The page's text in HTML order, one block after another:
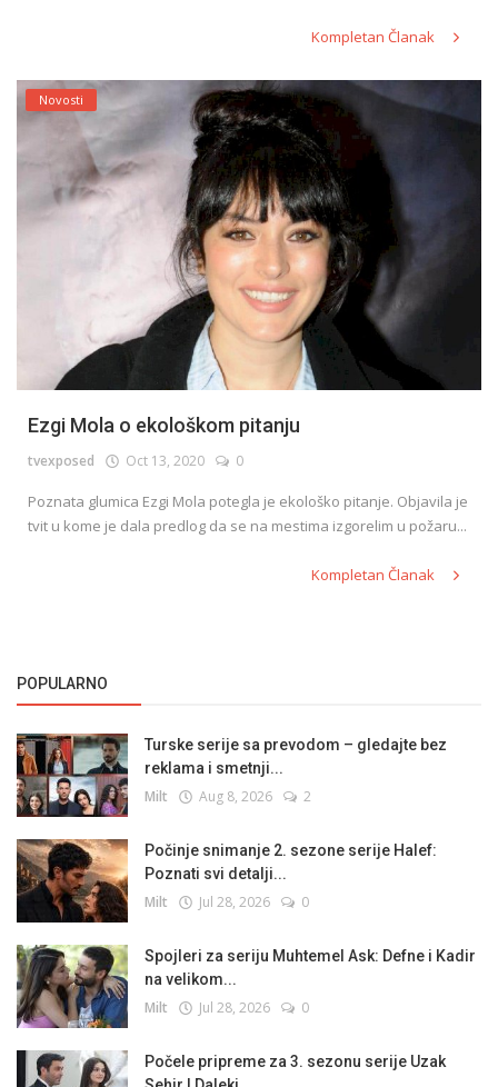
Kompletan Članak
Novosti
Ezgi Mola o ekološkom pitanju
tvexposed Oct 13, 2020 0
Poznata glumica Ezgi Mola potegla je ekološko pitanje. Objavila je
tvit u kome je dala predlog da se na mestima izgorelim u požaru...
Kompletan Članak
POPULARNO
Turske serije sa prevodom – gledajte bez
reklama i smetnji...
Milt Aug 8, 2026 2
Počinje snimanje 2. sezone serije Halef:
Poznati svi detalji...
Milt Jul 28, 2026 0
Spojleri za seriju Muhtemel Ask: Defne i Kadir
na velikom...
Milt Jul 28, 2026 0
Počele pripreme za 3. sezonu serije Uzak